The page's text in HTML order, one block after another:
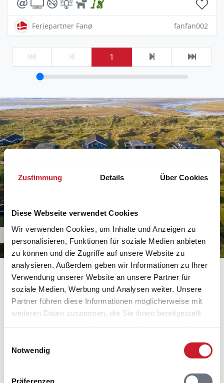
Zustimmung Details Über Cookies
Diese Webseite verwendet Cookies
Wir verwenden Cookies, um Inhalte und Anzeigen zu
personalisieren, Funktionen für soziale Medien anbieten
zu können und die Zugriffe auf unsere Website zu
analysieren. Außerdem geben wir Informationen zu Ihrer
Verwendung unserer Website an unsere Partner für
soziale Medien, Werbung und Analysen weiter. Unsere
Partner führen diese Informationen möglicherweise mit
weiteren Daten zusammen, die Sie ihnen bereitgestellt
haben oder die sie im Rahmen Ihrer Nutzung der Dienste
Notwendig
Präferenzen
Feriepartner Fanø fanfan002
1
Urlaub im Ferienhaus in Rindby
Der Strand von Rindby
Der Strand von Rindby hat eine Länge von 18
Kilometer. Er besteht aus weißem Sand und wird von
Flagge für seine Sauberkeit ausgezeichnet. Mit etwas
Glück können Sie am Strand
auch Bernstein finden .
Ausflüge in die Natur